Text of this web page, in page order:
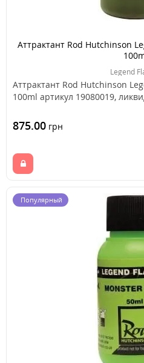
Аттрактант Rod Hutchinson
Legend
Аттрактант Rod Hutchinson
100ml артикул 19080019,
875.00 грн
Популярный